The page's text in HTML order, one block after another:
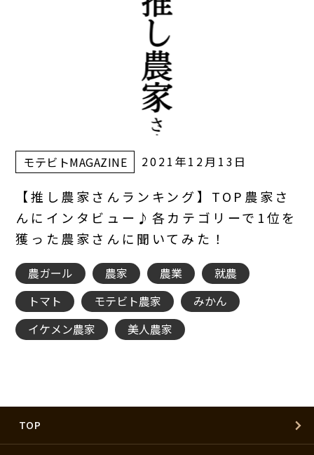
モテビトMAGAZINE 2021年12月13日
【推し農家さんランキング】TOP農家さ
んにインタビュー♪各カテゴリーで1位を
獲った農家さんに聞いてみた！
農ガール 農家 農業
就農
トマト
モテビト農家
みかん
イケメン農家
美人農家
TOP